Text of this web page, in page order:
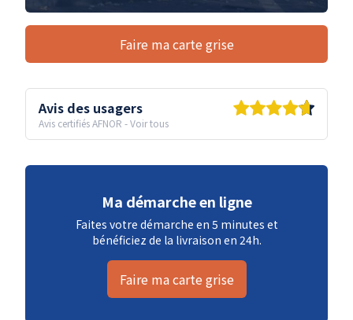
Faire ma carte grise
Avis des usagers
Avis certifiés AFNOR -Voir tous
Ma démarche en ligne
Faites votre démarche en 5 minutes et
bénéficiez de la livraison en 24h.
Faire ma carte grise